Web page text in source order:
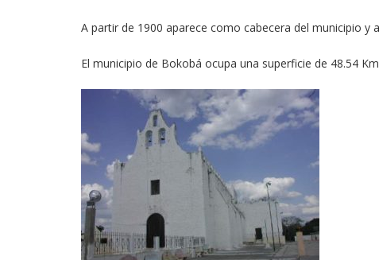
A partir de 1900 aparece como cabecera del municipio y
El municipio de Bokobá ocupa una superficie de 48.54